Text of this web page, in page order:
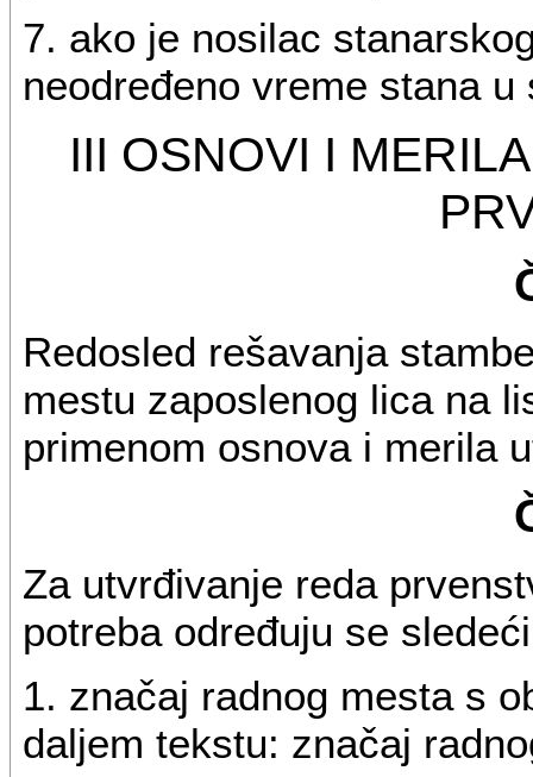
7. ako je nosilac
neodređeno vreme stana
III OSNOVI I
Redosled rešavanja
mestu zaposlenog lica na
primenom osnova i merila
Za utvrđivanje reda
potreba određuju se
1. značaj radnog mesta s
daljem tekstu: značaj